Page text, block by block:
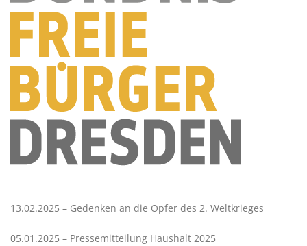
13.02.2025 – Gedenken an die Opfer des 2. Weltkrieges
05.01.2025 – Pressemitteilung Haushalt 2025